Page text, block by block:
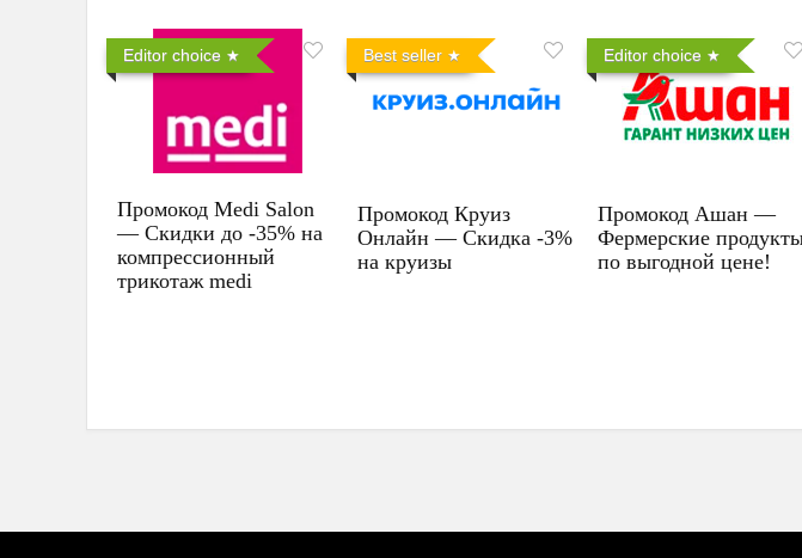
Editor choice
Промокод Medi Salon
— Скидки до -35% на
компрессионный
трикотаж medi
Best seller
Промокод Круиз
Онлайн — Скидка -3%
на круизы
Editor choice
Промокод Ашан —
Фермерские
по выгодной цене!